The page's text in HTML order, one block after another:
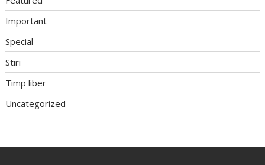
Important
Special
Stiri
Timp liber
Uncategorized